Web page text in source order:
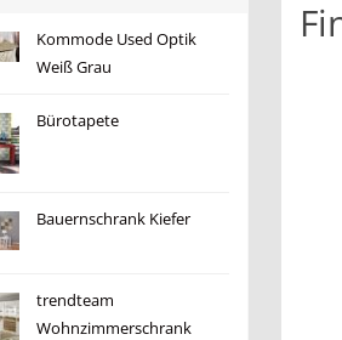
Kommode Used Optik
Weiß Grau
Bürotapete
Bauernschrank Kiefer
trendteam
Wohnzimmerschrank